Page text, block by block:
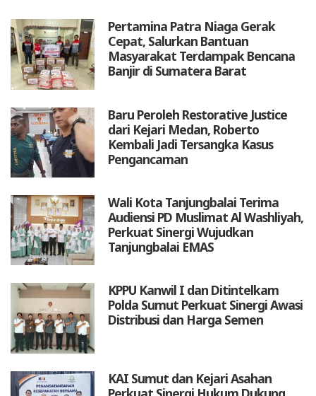
Pertamina Patra Niaga Gerak
Cepat, Salurkan Bantuan
Masyarakat Terdampak Bencana
Banjir di Sumatera Barat
Baru Peroleh Restorative Justice
dari Kejari Medan, Roberto
Kembali Jadi Tersangka Kasus
Pengancaman
Wali Kota Tanjungbalai Terima
Audiensi PD Muslimat Al Washliyah,
Perkuat Sinergi Wujudkan
Tanjungbalai EMAS
KPPU Kanwil I dan Ditintelkam
Polda Sumut Perkuat Sinergi Awasi
Distribusi dan Harga Semen
KAI Sumut dan Kejari Asahan